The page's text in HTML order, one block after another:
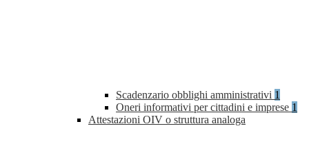
Scadenzario obblighi amministrativi 1
Oneri informativi per cittadini e imprese 1
Attestazioni OIV o struttura analoga